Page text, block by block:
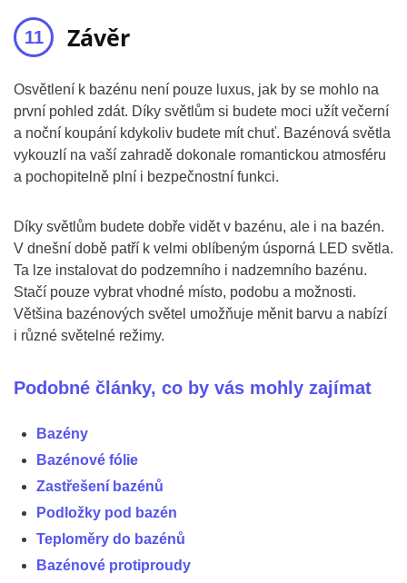
Závěr
Osvětlení k bazénu není pouze luxus, jak by se mohlo na
první pohled zdát. Díky světlům si budete moci užít večerní
a noční koupání kdykoliv budete mít chuť. Bazénová světla
vykouzlí na vaší zahradě dokonale romantickou atmosféru
a pochopitelně plní i bezpečnostní funkci.
Díky světlům budete dobře vidět v bazénu, ale i na bazén.
V dnešní době patří k velmi oblíbeným úsporná LED světla.
Ta lze instalovat do podzemního i nadzemního bazénu.
Stačí pouze vybrat vhodné místo, podobu a možnosti.
Většina bazénových světel umožňuje měnit barvu a nabízí
i různé světelné režimy.
Podobné články, co by vás mohly zajímat
Bazény
Bazénové fólie
Zastřešení bazénů
Podložky pod bazén
Teploměry do bazénů
Bazénové protiproudy